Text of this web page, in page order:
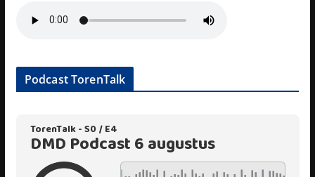
Podcast TorenTalk